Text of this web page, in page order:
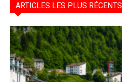
ARTICLES LES PLUS RÉCENTS